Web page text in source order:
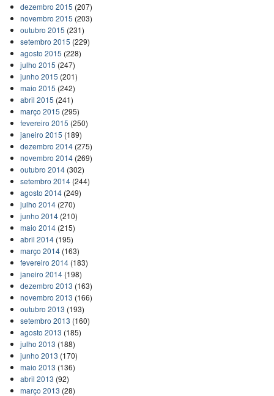
dezembro 2015 (207)
novembro 2015 (203)
outubro 2015 (231)
setembro 2015 (229)
agosto 2015 (228)
julho 2015 (247)
junho 2015 (201)
maio 2015 (242)
abril 2015 (241)
março 2015 (295)
fevereiro 2015 (250)
janeiro 2015 (189)
dezembro 2014(275)
novembro 2014(269)
outubro 2014(302)
setembro 2014(244)
agosto 2014(249)
julho 2014(270)
junho 2014(210)
maio 2014(215)
abril 2014(195)
março 2014(163)
fevereiro 2014(183)
janeiro 2014(198)
dezembro 2013 (163)
novembro 2013 (166)
outubro 2013 (193)
setembro 2013 (160)
agosto 2013 (185)
julho 2013 (188)
junho 2013 (170)
maio 2013 (136)
abril 2013 (92)
março 2013 (28)